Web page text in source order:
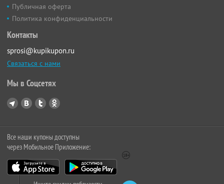
Публичная оферта
Политика конфиденциальности
Контакты
sprosi@kupikupon.ru
Связаться с нами
Мы в Соцсетях
Все наши купоны доступны
через Мобильное Приложение: